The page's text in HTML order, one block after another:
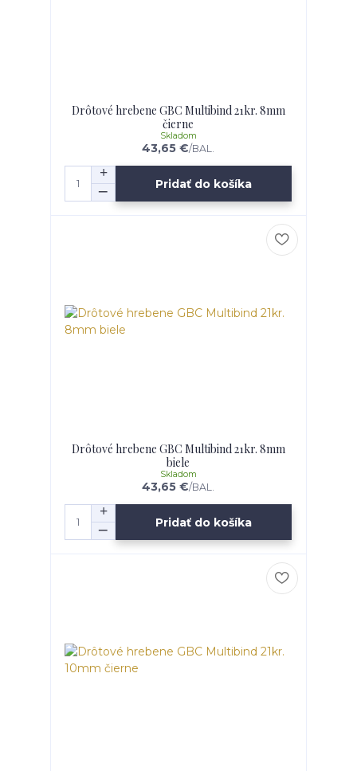
Drôtové hrebene GBC Multibind 21kr. 8mm
čierne
43,65 €/BAL.
Skladom
Pridať do košíka
Drôtové hrebene GBC Multibind 21kr. 8mm
biele
43,65 €/BAL.
Skladom
Pridať do košíka